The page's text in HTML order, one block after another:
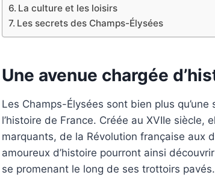
La culture et les loisirs
Les secrets des Champs-Élysées
Une avenue chargée
Les Champs-Élysées sont bien plus
l’histoire de France. Créée au XVIIe
marquants, de la Révolution française aux
amoureux d’histoire pourront ainsi
se promenant le long de ses trottoirs pavés.